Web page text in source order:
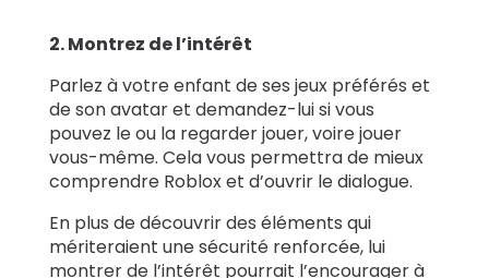
2. Montrez de l’intérêt
Parlez à votre enfant de ses jeux préférés et
de son avatar et demandez-lui si vous
pouvez le ou la regarder jouer, voire jouer
vous-même. Cela vous permettra de mieux
comprendre Roblox et d’ouvrir le dialogue.
En plus de découvrir des éléments qui
mériteraient une sécurité renforcée, lui
montrer de l’intérêt pourrait l’encourager à